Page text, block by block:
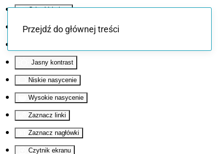
Odwróć kolory
Monochromatyczny
Jasny kontrast
Niskie nasycenie
Wysokie nasycenie
Zaznacz linki
Zaznacz nagłówki
Czytnik ekranu
Przejdź do głównej treści